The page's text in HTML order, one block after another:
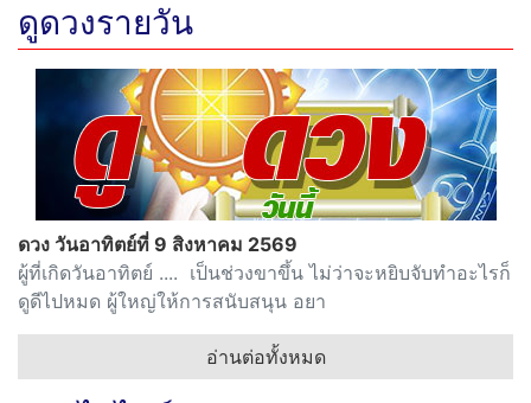
ดูดวงรายวัน
ดวง วันอาทิตย์ที่ 9 สิงหาคม 2569
ผู้ที่เกิดวันอาทิตย์ .... เป็นช่วงขาขึ้น ไม่ว่าจะหยิบจับทำอะไรก็
ดูดีไปหมด ผู้ใหญ่ให้การสนับสนุน อยา
อ่านต่อทั้งหมด